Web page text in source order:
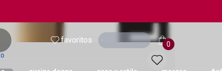
favoritos Ingresar 0